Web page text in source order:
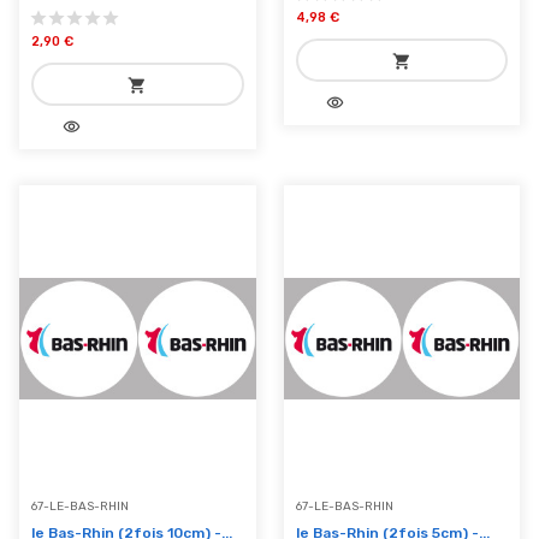
2,90 €
shopping_cart
add_shopping_cartvisibility
4,98 €
shopping_cart
add_shopping_cartvisibility
67-LE-BAS-RHIN
le Bas-Rhin (2fois 10cm) -...
67-LE-BAS-RHIN
le Bas-Rhin (2fois 5cm) -...